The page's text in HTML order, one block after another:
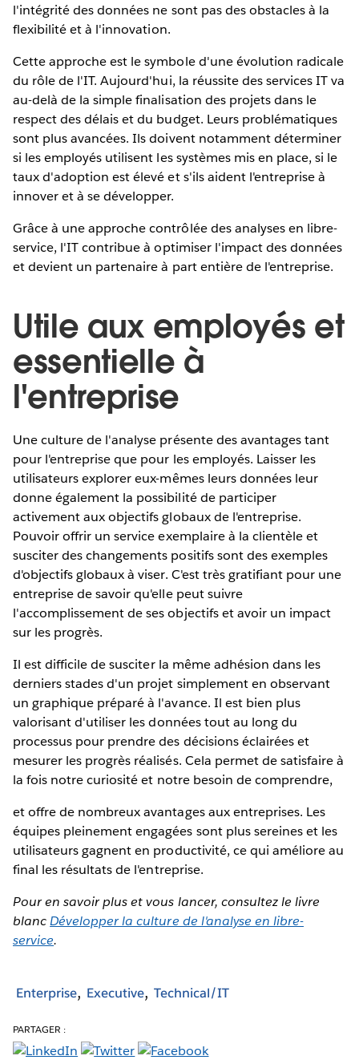
l'intégrité des données ne sont pas des obstacles à la
flexibilité et à l'innovation.
Cette approche est le symbole d'une évolution radicale
du rôle de l'IT. Aujourd'hui, la réussite des services IT va
au-delà de la simple finalisation des projets dans le
respect des délais et du budget. Leurs problématiques
sont plus avancées. Ils doivent notamment déterminer
si les employés utilisent les systèmes mis en place, si le
taux d'adoption est élevé et s'ils aident l'entreprise à
innover et à se développer.
Grâce à une approche contrôlée des analyses en libre-
service, l'IT contribue à optimiser l'impact des données
et devient un partenaire à part entière de l'entreprise.
Utile aux employés et
essentielle à
l'entreprise
Une culture de l'analyse présente des avantages tant
pour l'entreprise que pour les employés. Laisser les
utilisateurs explorer eux-mêmes leurs données leur
donne également la possibilité de participer
activement aux objectifs globaux de l'entreprise.
Pouvoir offrir un service exemplaire à la clientèle et
susciter des changements positifs sont des exemples
d'objectifs globaux à viser. C'est très gratifiant pour une
entreprise de savoir qu'elle peut suivre
l'accomplissement de ses objectifs et avoir un impact
sur les progrès.
Il est difficile de susciter la même adhésion dans les
derniers stades d'un projet simplement en observant
un graphique préparé à l'avance. Il est bien plus
valorisant d'utiliser les données tout au long du
processus pour prendre des décisions éclairées et
mesurer les progrès réalisés. Cela permet de satisfaire à
la fois notre curiosité et notre besoin de comprendre,
et offre de nombreux avantages aux entreprises. Les
équipes pleinement engagées sont plus sereines et les
utilisateurs gagnent en productivité, ce qui améliore au
final les résultats de l'entreprise.
Pour en savoir plus et vous lancer, consultez le livre
blancDévelopper la culture de l'analyse en libre-
service.
Enterprise Executive Technical/IT
PARTAGER :